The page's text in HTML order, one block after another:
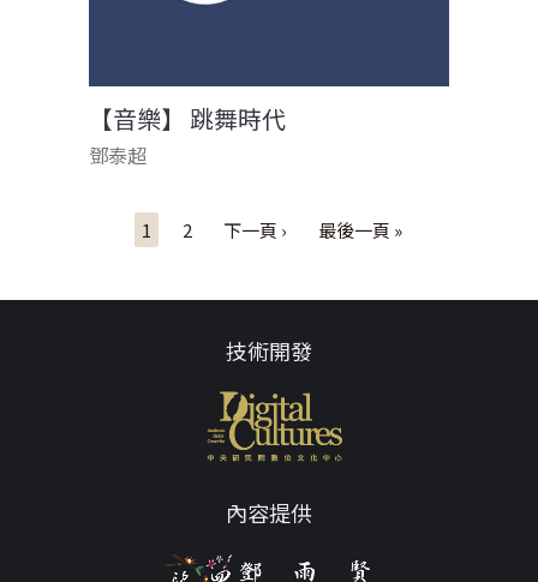
【音樂】 跳舞時代
鄧泰超
1 2 下一頁 › 最後一頁 »
技術開發
內容提供